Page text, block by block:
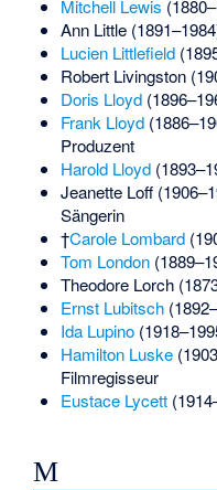
Mitchell Lewis
Ann Little
Lucien Littlefield
Robert Livingston
Doris Lloyd
Frank Lloyd
Produzent
Harold Lloyd
Jeanette Loff
Sängerin
†Carole Lombard
Tom London
Theodore Lorch
Ernst Lubitsch
Ida Lupino
Hamilton Luske
Filmregisseur
Eustace Lycett
M